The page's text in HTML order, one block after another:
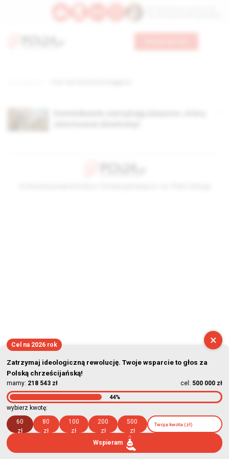
×
Cel na 2026 rok
Zatrzymaj ideologiczną rewolucję. Twoje wsparcie to głos za
Polską chrześcijańską!
mamy: 218 543 zł cel: 500 000 zł
44%
wybierz kwotę:
60
zł
80
zł
100
zł
200
zł
500
zł
Wspieram